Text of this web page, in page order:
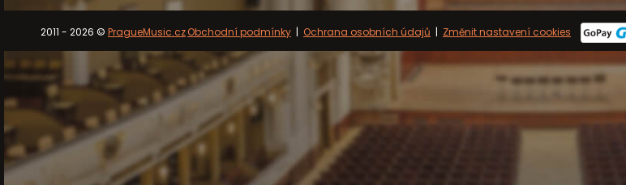
2011 - 2026 © PragueMusic.czObchodní podmínky |Ochrana osobních údajů | Změnit nastavení cookies